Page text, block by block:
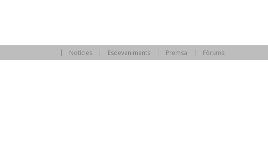
Notícies Esdeveniments Premsa Fòrums